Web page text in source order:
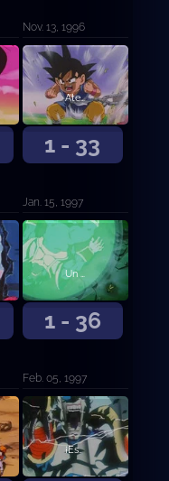
Nov. 13, 1996
1 - 33
Atento Baby. El nuevo Oob ataca con su rayo de luz
Jan. 15, 1997
1 - 36
Un nuevo monstruo. El malvado Super Saiyan Baby
Feb. 05, 1997
¡Esto es el Fin! Al final Baby ha sido derrotado